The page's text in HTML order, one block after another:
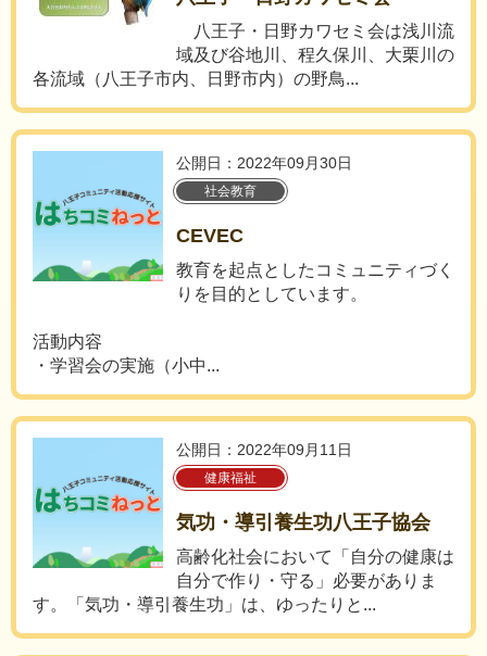
八王子・日野カワセミ会は浅川流
域及び谷地川、程久保川、大栗川の
各流域（八王子市内、日野市内）の野鳥...
公開日：2022年09月30日
社会教育
CEVEC
教育を起点としたコミュニティづく
りを目的としています。
活動内容
・学習会の実施（小中...
公開日：2022年09月11日
健康福祉
気功・導引養生功八王子協会
高齢化社会において「自分の健康は
自分で作り・守る」必要がありま
す。「気功・導引養生功」は、ゆったりと...